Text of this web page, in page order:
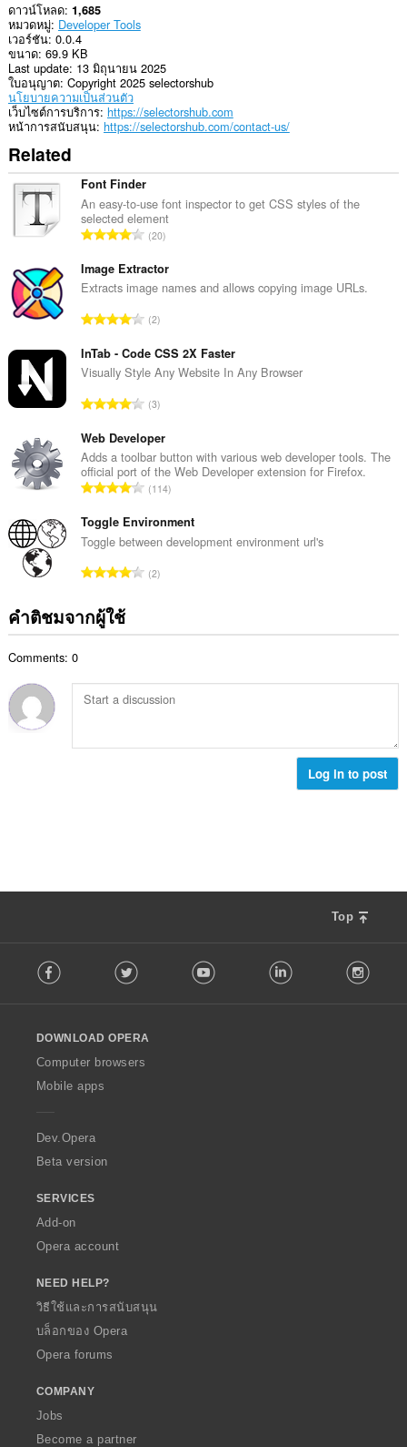
ดาวน์โหลด 1,685
หมวดหมู่ Developer Tools
เวอร์ชัน 0.0.4
ขนาด 69.9 KB
Last update 13 มิถุนายน 2025
ใบอนุญาต Copyright 2025 selectorshub
นโยบายความเป็นส่วนตัว
เว็บไซต์การบริการ https://selectorshub.com
หน้าการสนับสนุน https://selectorshub.com/contact-us/
Related
Font Finder
An easy-to-use font inspector to get CSS styles of the
selected element
จำ
ว
น
ะ
น
น
ร
ว
ม
ทั้
ง
ห
ด
:
20
Image Extractor
Extracts image names and allows copying image URLs.
จำ
ว
น
ะ
น
น
ร
ว
ม
ทั้
ห
2
InTab - Code CSS 2X Faster
Visually Style Any Website In Any Browser
จำ
ว
น
ค
ะ
น
น
ร
ว
ง
ด
3
Web Developer
Adds a toolbar button with various web developer tools. The
official port of the Web Developer extension for Firefox.
จำ
ว
น
ะ
น
ม
ทั้
114
Toggle Environment
Toggle between development environment url's
จำ
แ
น
ว
2
คำติชมจากผู้ใช้
Comments: 0
Log in to post
Top
o
w
O
p
a
Facebook Twitter Youtube LinkedIn
DOWNLOAD OPERA
Computer browsers
Mobile apps
Dev.Opera
Beta version
SERVICES
Add-on
Opera account
NEED HELP?
วิธีใช้และการสนับสนุน
บล็อกของ Opera
Opera forums
COMPANY
Jobs
Become a partner